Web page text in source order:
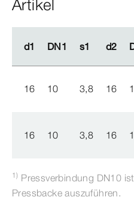
Artikel
d1 DN1 s1 d2
d1 DN1 s1 d2
16 10 3,8 16
16 10 3,8 16
1) Pressverbindung DN10
Pressbacke auszuführen.